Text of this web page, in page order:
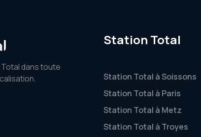
dans toute
Station Total
Station Total à Soissons
Station Total à Paris
Station Total à Metz
Station Total à Troyes